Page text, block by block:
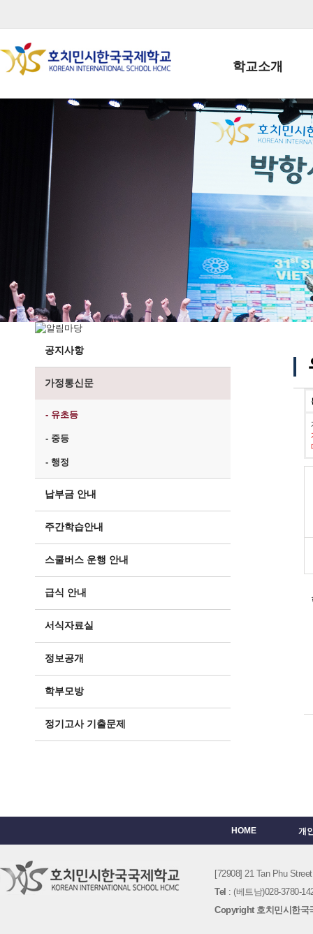
학교소개
학교장인사말
학생회장인사말
학교상징
학교 CI
교직원현황
학생현황
위치/전화
전경사진
공지사항
가정통신문
- 유초등
- 중등
- 행정
납부금 안내
주간학습안내
스쿨버스 운행 안내
급식 안내
서식자료실
정보공개
학부모방
정기고사 기출문제
HOME 개
[72908] 21 Tan Phu
Tel : (베트남)028-3780-
Copyright 호치민시한국